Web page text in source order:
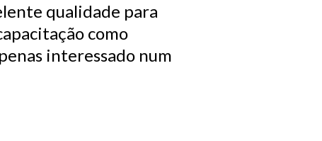
qualidade para
como
interessado num